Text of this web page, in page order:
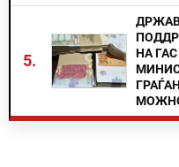
5.
НА